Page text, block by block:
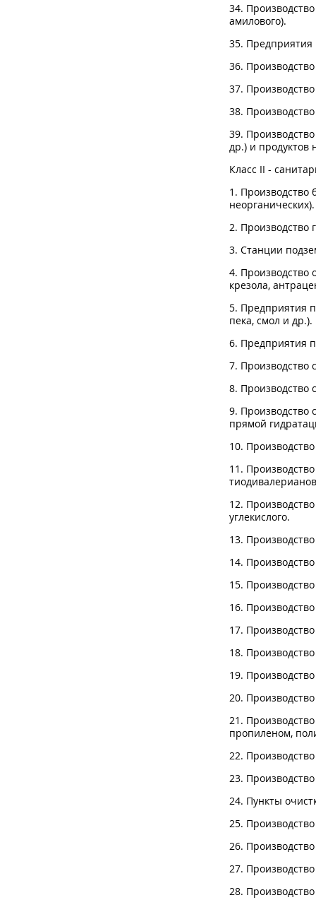
34.
амилового).
35. Предприятия
36.
37.
38.
39.
др.) и продуктов
Класс II -
1. Производство
неорганических).
2. Производство
3. Станции
4. Производство
крезола,
5. Предприятия
пека, смол и др.).
6. Предприятия
7. Производство
8. Производство
9. Производство
прямой
10.
11.
12.
углекислого.
13.
14.
15.
16.
17.
18.
19.
20.
21.
пропиленом,
22.
23.
24. Пункты
25.
26.
27.
28.